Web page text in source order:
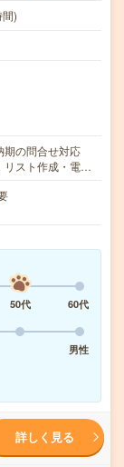
)
期の問合せ対応
リスト作成・電…
50代
60代
男性
詳しく見る